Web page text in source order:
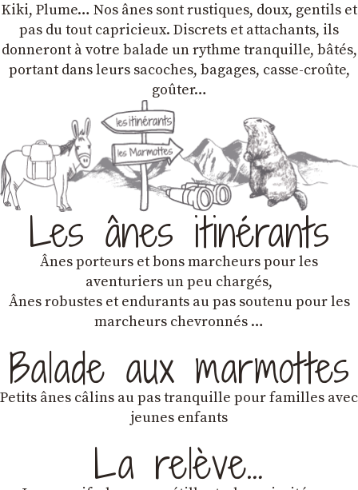
Kiki, Plume… Nos ânes sont rustiques, doux, gentils et
pas du tout capricieux. Discrets et attachants, ils
donneront à votre balade un rythme tranquille, bâtés,
portant dans leurs sacoches, bagages, casse-croûte,
goûter…
Les ânes itinérants
Ânes porteurs et bons marcheurs pour les
aventuriers un peu chargés,
Ânes robustes et endurants au pas soutenu pour les
marcheurs chevronnés …
Balade aux marmottes
Petits ânes câlins au pas tranquille pour familles avec
jeunes enfants
La relève…